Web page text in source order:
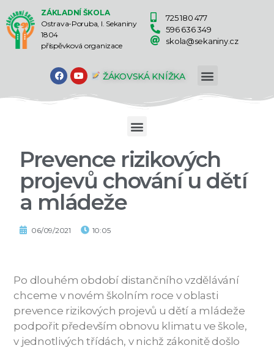
ZÁKLADNÍ ŠKOLA
Ostrava-Poruba, I. Sekaniny
1804
příspěvková organizace
725 180 477
596 636 349
skola@sekaniny.cz
ŽÁKOVSKÁ KNÍŽKA
Prevence rizikových
projevů chování u dětí
a mládeže
06/09/2021 10:05
Po dlouhém období distančního vzdělávání
chceme v novém školním roce v oblasti
prevence rizikových projevů u dětí a mládeže
podpořit především obnovu klimatu ve škole,
v jednotlivých třídách, v nichž zákonitě došlo